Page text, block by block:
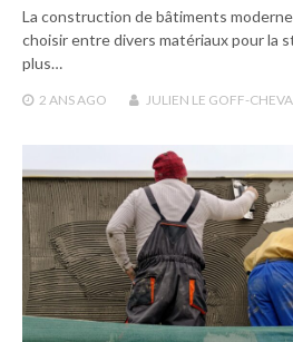
La construction de bâtiments
choisir entre divers matériaux pour la
plus…
2 ANSAGO JULIEN LE GOFF-